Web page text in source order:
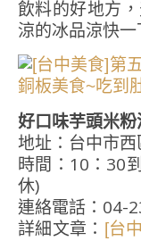
飲料的好地方
涼的冰品涼快一
好口味芋頭米
地址：台中市
時間：10：30
休)
連絡電話：04-
詳細文章： [台